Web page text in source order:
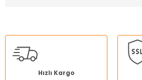
kullanarak tarafımıza iletebilirsiniz.
Görüş ve önerileriniz için teşekkür ederiz.
Ürün resmi kalitesiz, bozuk veya
Hızlı Kargo